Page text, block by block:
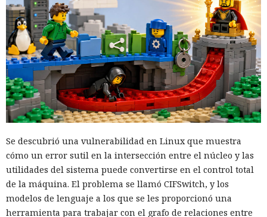
Se descubrió una vulnerabilidad en Linux que muestra
cómo un error sutil en la intersección entre el núcleo y las
utilidades del sistema puede convertirse en el control total
de la máquina. El problema se llamó CIFSwitch, y los
modelos de lenguaje a los que se les proporcionó una
herramienta para trabajar con el grafo de relaciones entre